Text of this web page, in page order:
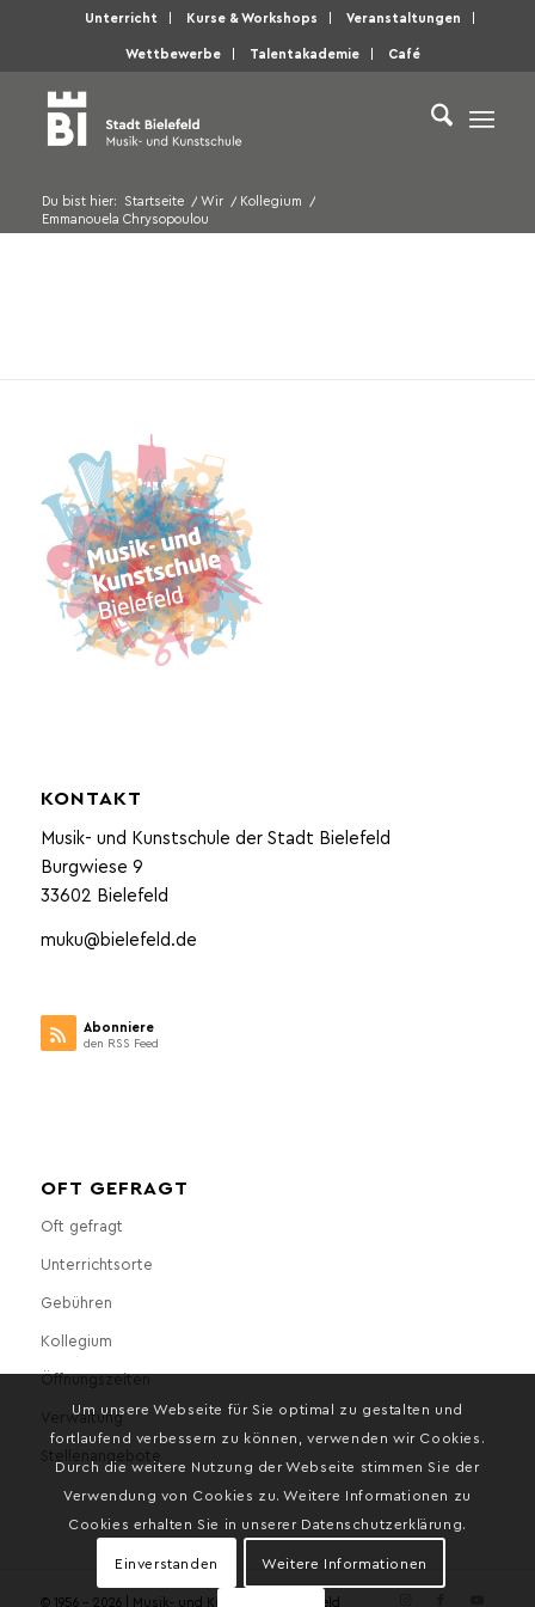
Unterricht Kurse & Workshops Veranstaltungen
Wettbewerbe Talentakademie Café
Du bist hier: Startseite / Wir / Kollegium
/
Emmanouela Chrysopoulou
KONTAKT
Musik- und Kunstschule der Stadt Bielefeld
Burgwiese 9
33602 Bielefeld
muku@bielefeld.de
Abonniere
den RSS Feed
OFT GEFRAGT
Oft gefragt
Unterrichtsorte
Gebühren
Kollegium
Öffnungszeiten
Verwaltung
Stellenangebote
© 1956 - 2026 | Musik- und Kunstschule Bielefeld
Um unsere Webseite für Sie optimal zu gestalten und
fortlaufend verbessern zu können, verwenden wir Cookies.
Durch die weitere Nutzung der Webseite stimmen Sie der
Verwendung von Cookies zu. Weitere Informationen zu
Cookies erhalten Sie in unserer Datenschutzerklärung.
Einverstanden Weitere Informationen